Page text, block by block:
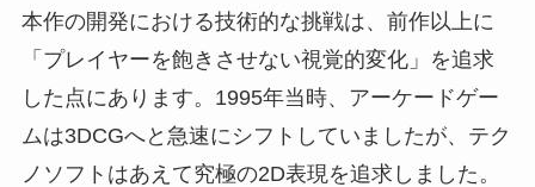
本作の開発における技術的な挑戦は、前作以上に
「プレイヤーを飽きさせない視覚的変化」を追求
した点にあります。1995年当時、アーケードゲー
ムは3DCGへと急速にシフトしていましたが、テク
ノソフトはあえて究極の2D表現を追求しました。